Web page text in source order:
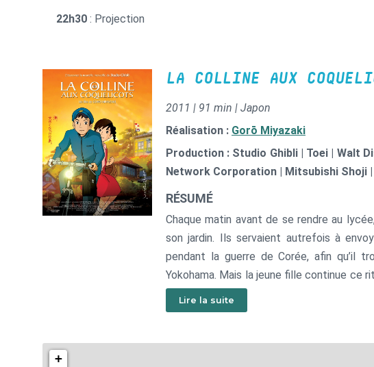
22h30 : Projection
LA COLLINE AUX
2011 | 91 min | Japon
Réalisation : Gorō Miyazaki
Production : Studio Ghibli | Toei | Walt
Network Corporation | Mitsubishi Shoji |
RÉSUMÉ
Chaque matin avant de se rendre au
son jardin. Ils servaient autrefois à
pendant la guerre de Corée, afin qu’il
Yokohama. Mais la jeune fille continue ce
avec son père qui lui manque tant. Un de
dans le journal de l’école sur ses
Lire la suite
+